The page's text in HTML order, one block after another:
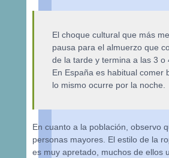
El choque cultural que más
pausa para el almuerzo que
de la tarde y termina a las 3 o
En España es habitual comer
lo mismo ocurre por la noche.
En cuanto a la población, observo
personas mayores. El estilo de la
es muy apretado, muchos de ellos